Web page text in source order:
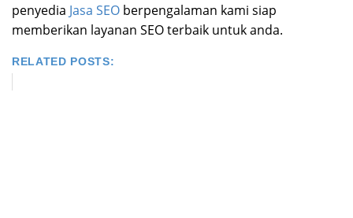
penyedia Jasa SEO berpengalaman kami siap
memberikan layanan SEO terbaik untuk anda.
RELATED POSTS: